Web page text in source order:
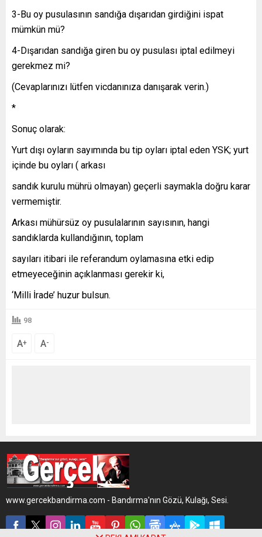
3-Bu oy pusulasının sandığa dışarıdan girdiğini ispat
mümkün mü?
4-Dışarıdan sandığa giren bu oy pusulası iptal edilmeyi
gerekmez mi?
(Cevaplarınızı lütfen vicdanınıza danışarak verin.)
*
Sonuç olarak:
Yurt dışı oyların sayımında bu tip oyları iptal eden YSK; yurt
içinde bu oyları ( arkası
sandık kurulu mührü olmayan) geçerli saymakla doğru karar
vermemiştir.
Arkası mühürsüz oy pusulalarının sayısının, hangi
sandıklarda kullandığının, toplam
sayıları itibari ile referandum oylamasına etki edip
etmeyeceğinin açıklanması gerekir ki,
‘Milli İrade’ huzur bulsun.
98
A+ A-
www.gercekbandirma.com - Bandırma'nın Gözü, Kulağı, Sesi.